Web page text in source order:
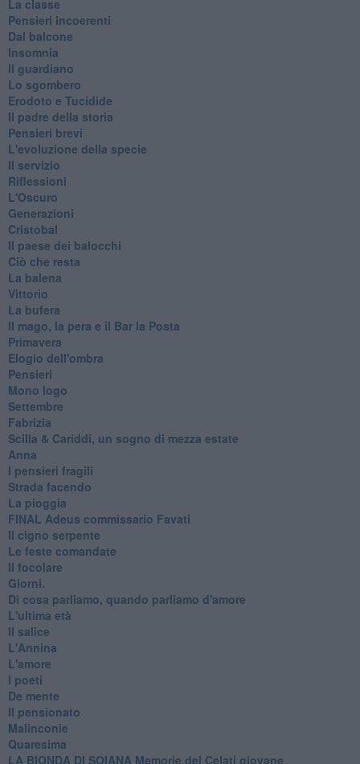
La classe
Pensieri incoerenti
Dal balcone
Insomnia
Il guardiano
Lo sgombero
Erodoto e Tucidide
Il padre della storia
Pensieri brevi
L'evoluzione della specie
Il servizio
Riflessioni
L'Oscuro
Generazioni
Cristobal
Il paese dei balocchi
Ciò che resta
La balena
Vittorio
La bufera
Il mago, la pera e il Bar la Posta
Primavera
Elogio dell'ombra
Pensieri
Mono logo
Settembre
Fabrizia
​Scilla & Cariddi, un sogno di mezza estate
Anna
I pensieri fragili
Strada facendo
La pioggia
FINAL Adeus commissario Favati
Il cigno serpente
Le feste comandate
Il focolare
Giorni.
Di cosa parliamo, quando parliamo d'amore
L'ultima età
Il salice
L'Annina
L'amore
I poeti
De mente
Il pensionato
Malinconie
Quaresima
LA BIONDA DI SOIANA Memorie del Celati giovane